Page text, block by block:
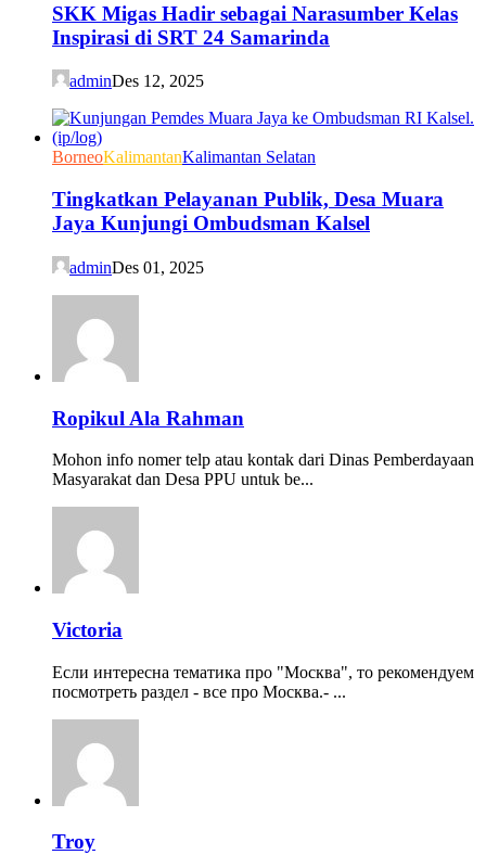
SKK Migas Hadir sebagai Narasumber Kelas
Inspirasi di SRT 24 Samarinda
adminDes 12, 2025
BorneoKalimantanKalimantan Selatan
Tingkatkan Pelayanan Publik, Desa Muara
Jaya Kunjungi Ombudsman Kalsel
adminDes 01, 2025
Ropikul Ala Rahman
Mohon info nomer telp atau kontak dari Dinas Pemberdayaan
Masyarakat dan Desa PPU untuk be...
Victoria
Если интересна тематика про "Москва", то рекомендуем
посмотреть раздел - все про Москва.- ...
Troy